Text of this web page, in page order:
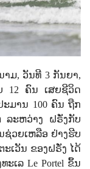
າມ, ວັນທີ 3 ກັນຍາ,
12 ຄົນ ເສຍຊີວິດ
ະມານ 100 ຄົນ ຖືກ
ລະຫວ່າງ ຝຣັ່ງກັບ
ວຍເຫລືອ ຢ່າງຮີບ
ະເວັນ ຂອງຝຣັ່ງ ໄດ້
ະເລ Le Portel ຂຶ້ນ